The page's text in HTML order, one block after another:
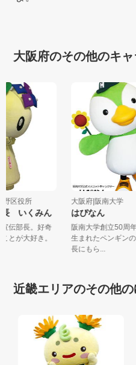
大阪府のその他のキ
野区役所
長 いくみん
宣伝部長。好奇
ことが大好き。
大阪府|阪南大学
はぴなん
阪南大学創立50
生まれたペンギン
長にもら...
近畿エリアのその他